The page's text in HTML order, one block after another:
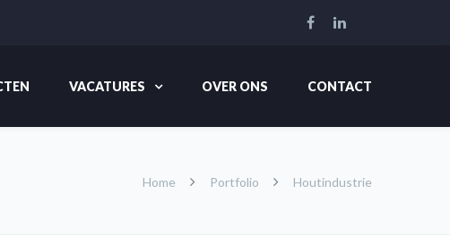
VACATURES OVER ONS CONTACT
Home Portfolio Houtindustrie